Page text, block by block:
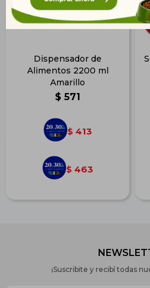
Dispensador de
Alimentos 2200 ml
Amarillo
$ 571
$ 413
$ 463
¡Suscribite y recibí todas